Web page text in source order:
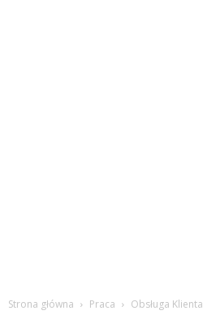
Strona główna Praca Obsługa Klienta